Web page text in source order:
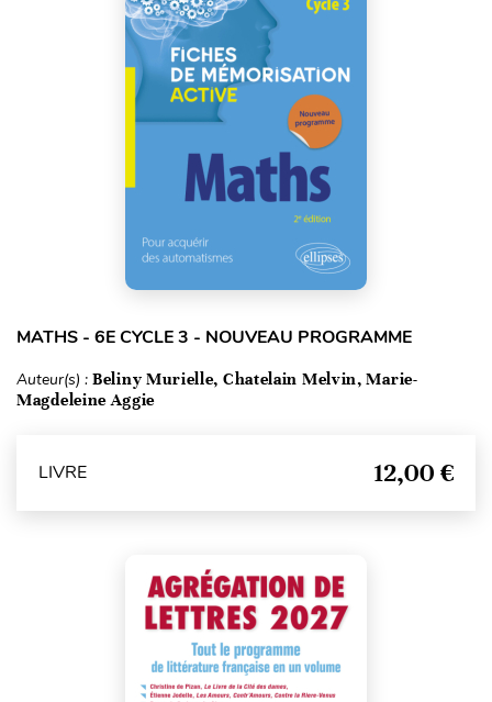
MATHS - 6E CYCLE 3 - NOUVEAU PROGRAMME
Auteur(s) : Beliny Murielle, Chatelain Melvin, Marie-
Magdeleine Aggie
LIVRE 12,00 €